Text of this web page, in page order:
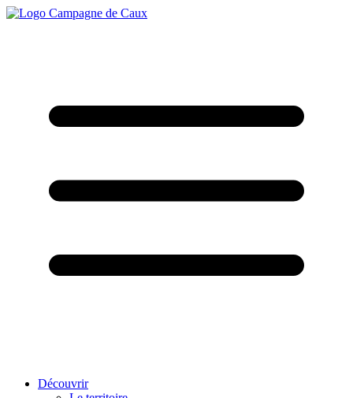
Découvrir